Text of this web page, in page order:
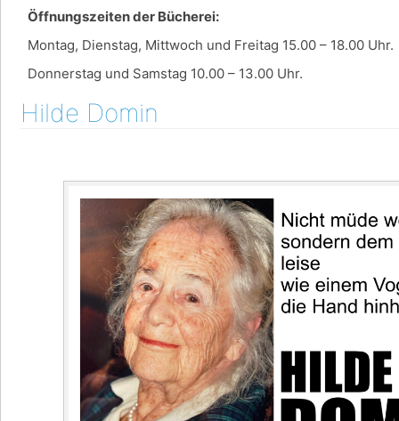
Öffnungszeiten der Bücherei:
Montag, Dienstag, Mittwoch und Freitag 15.00 – 18.00 Uhr.
Donnerstag und Samstag 10.00 – 13.00 Uhr.
Hilde Domin